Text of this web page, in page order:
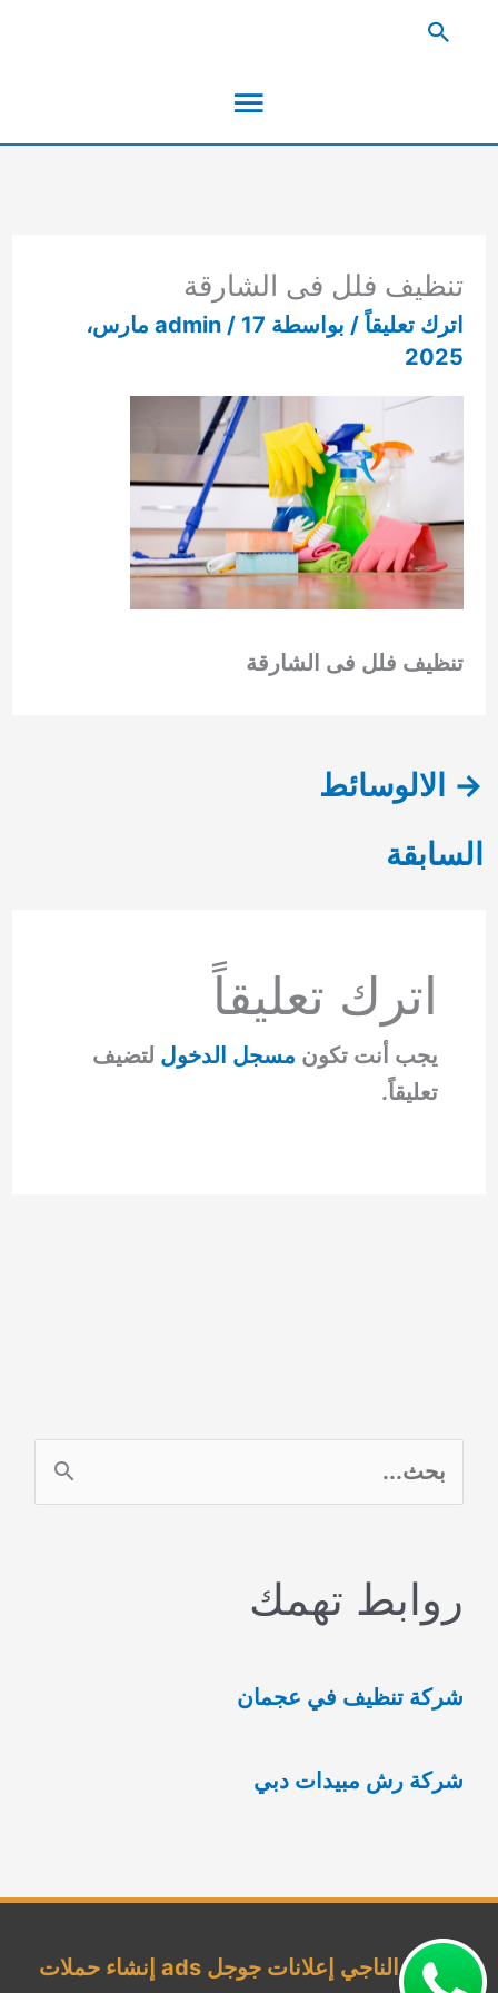
القائمة
البحث
تنظيف فلل فى الشارقة
اترك تعليقاً / بواسطة admin /
17 مارس،
2025
تنظيف فلل فى الشارقة
→ الالوسائط
السابقة
اترك تعليقاً
يجب أنت تكون مسجل الدخول لتضيف
تعليقاً.
ل
:
روابط تهمك
شركة تنظيف في عجمان
شركة رش مبيدات دبي
شركة الناجي إعلانات جوجل ads إنشاء حملات